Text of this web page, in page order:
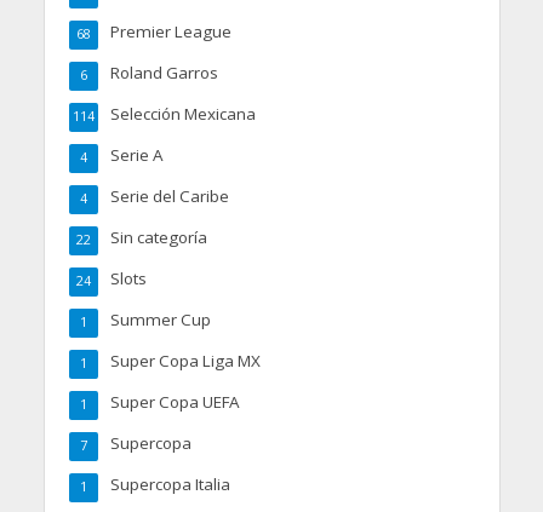
Premier League
68
Roland Garros
6
Selección Mexicana
114
Serie A
4
Serie del Caribe
4
Sin categoría
22
Slots
24
Summer Cup
1
Super Copa Liga MX
1
Super Copa UEFA
1
Supercopa
7
Supercopa Italia
1